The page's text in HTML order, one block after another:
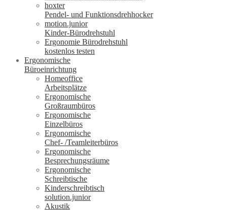
hoxter
Pendel- und Funktionsdrehhocker
motion.junior
Kinder-Bürodrehstuhl
Ergonomie Bürodrehstuhl
kostenlos testen
Ergonomische
Büroeinrichtung
Homeoffice
Arbeitsplätze
Ergonomische
Großraumbüros
Ergonomische
Einzelbüros
Ergonomische
Chef- /Teamleiterbüros
Ergonomische
Besprechungsräume
Ergonomische
Schreibtische
Kinderschreibtisch
solution.junior
Akustik